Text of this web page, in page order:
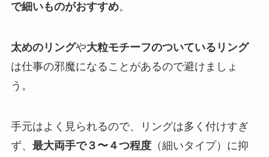
で細いものがおすすめ。
太めのリングや大粒モチーフのついているリング
は仕事の邪魔になることがあるので避けましょ
う。
手元はよく見られるので、リングは多く付けすぎ
ず、 最大両手で３〜４つ程度（細いタイプ）に抑